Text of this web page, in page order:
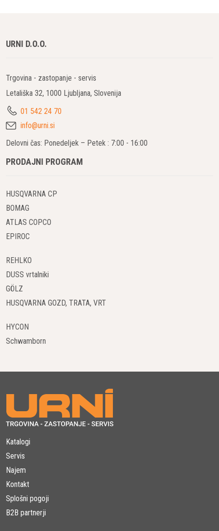
URNI D.O.O.
Trgovina - zastopanje - servis
Letališka 32, 1000 Ljubljana, Slovenija
01 542 24 70
info@urni.si
Delovni čas: Ponedeljek – Petek : 7:00 - 16:00
PRODAJNI PROGRAM
HUSQVARNA CP
BOMAG
ATLAS COPCO
EPIROC
REHLKO
DUSS vrtalniki
GÖLZ
HUSQVARNA GOZD, TRATA, VRT
HYCON
Schwamborn
Katalogi
Servis
Najem
Kontakt
Splošni pogoji
B2B partnerji